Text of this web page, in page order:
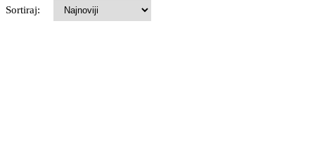
Sortiraj: